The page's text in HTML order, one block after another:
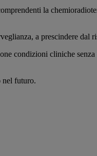
la
a prescindere dal
condizioni cliniche
nel futuro.